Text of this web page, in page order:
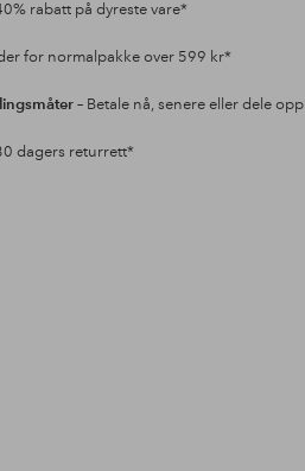
rabatt på dyreste vare*
for normalpakke over 599 kr*
– Betale nå, senere eller dele opp
dagers returrett*